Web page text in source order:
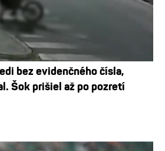
bez evidenčného čísla,
Šok prišiel až po pozretí